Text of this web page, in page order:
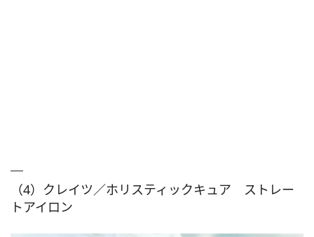
（4）クレイツ／ホリスティックキュア ストレー
トアイロン